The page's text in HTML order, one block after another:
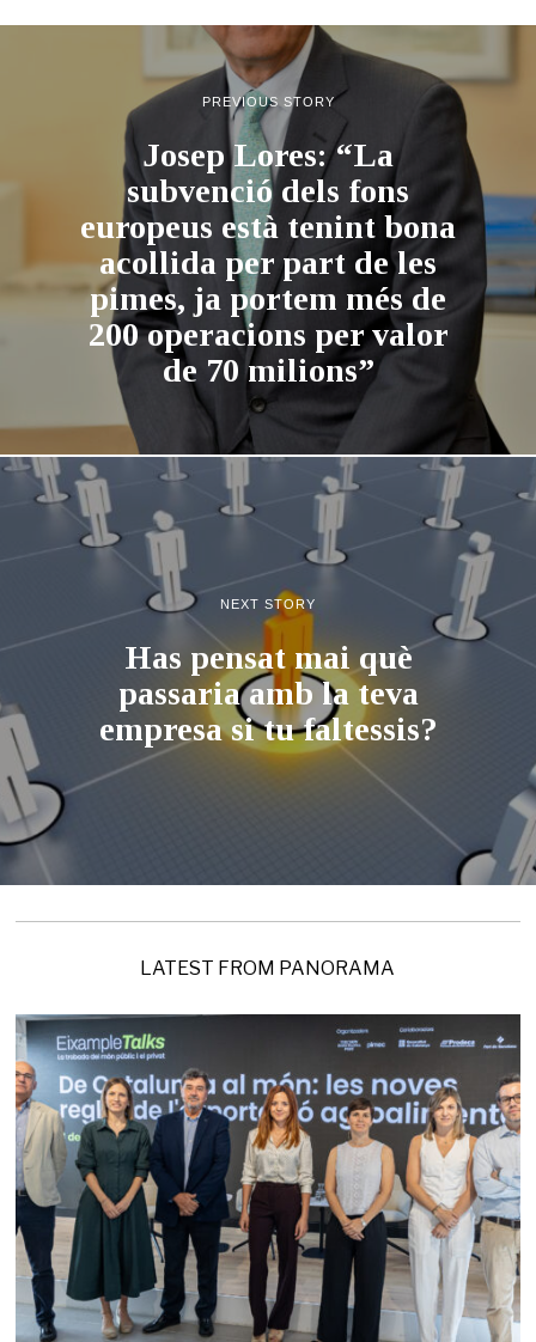
PREVIOUS STORY
Josep Lores: “La
subvenció dels fons
europeus està tenint bona
acollida per part de les
pimes, ja portem més de
200 operacions per valor
de 70 milions”
NEXT STORY
Has pensat mai què
passaria amb la teva
empresa si tu faltessis?
LATEST FROM PANORAMA